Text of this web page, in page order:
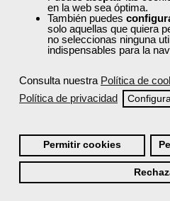
en la web sea óptima.
También puedes
solo aquellas que quiera
no seleccionas ninguna
indispensables para la
Consulta nuestra Política de
Política de privacidad
Permitir cookies
Ver
Para